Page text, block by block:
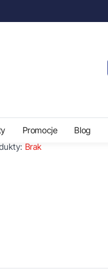
Promocje Blog
Brak